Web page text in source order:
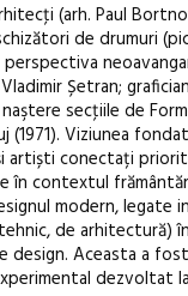
(arh. Paul
de drumuri
Șetran;
secţiile de
(1971). Viziunea
artiști conectați
în contextul
modern, legate
de arhitectură)
design. Aceasta a
dezvoltat